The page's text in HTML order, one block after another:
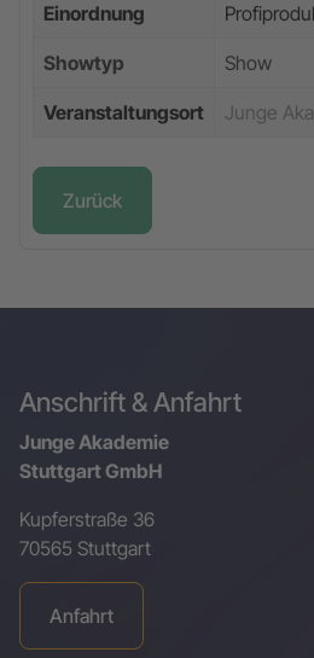
Einordnung
Showtyp Show
Veranstaltungsort Junge
Zurück
Anschrift & Anfahrt
Junge Akademie
Stuttgart GmbH
Kupferstraße 36
70565 Stuttgart
Anfahrt